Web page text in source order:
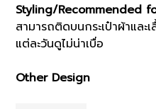
Styling/Recommended
สามารถติดบนกระเป๋าผ้าและ
แต่ละวันดูไม่น่าเบื่อ
Other Design